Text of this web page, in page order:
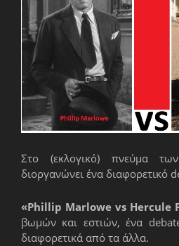
Στο (εκλογικό) πνεύμα
διοργανώνει ένα διαφορετικό
«Phillip Marlowe vs Hercule
βωμών και εστιών, ένα
διαφορετικά από τα άλλα.